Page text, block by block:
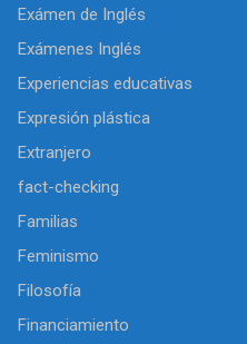
Exámen de Inglés
Exámenes Inglés
Experiencias educativas
Expresión plástica
Extranjero
fact-checking
Familias
Feminismo
Filosofía
Financiamiento